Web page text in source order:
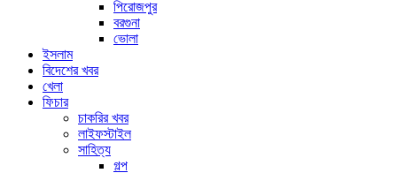
পিরোজপুর
বরগুনা
ভোলা
ইসলাম
বিদেশের খবর
খেলা
ফিচার
চাকরির খবর
লাইফস্টাইল
সাহিত্য
গল্প